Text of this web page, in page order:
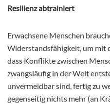
Resilienz abtrainiert
Erwachsene Menschen
Widerstandsfähigkeit, um mit
dass Konflikte zwischen
zwangsläufig in der Welt
unvermeidbar sind, fertig zu
gegenseitig nichts mehr (an